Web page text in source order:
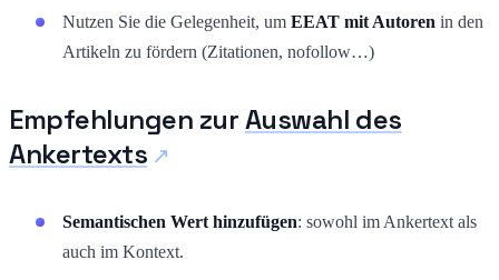
Nutzen Sie die Gelegenheit, um EEAT mit Autoren in den
Artikeln zu fördern (Zitationen, nofollow…)
Empfehlungen zurAuswahl des
Ankertexts
Semantischen Wert hinzufügen: sowohl im Ankertext als
auch im Kontext.